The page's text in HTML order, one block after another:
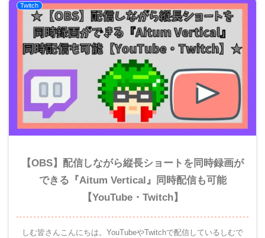
Twitch
【OBS】配信しながら縦長ショートを同時録画が
できる『Aitum Vertical』同時配信も可能
【YouTube・Twitch】
しむ皆さんこんにちは。YouTubeやTwitchで配信しているしむで